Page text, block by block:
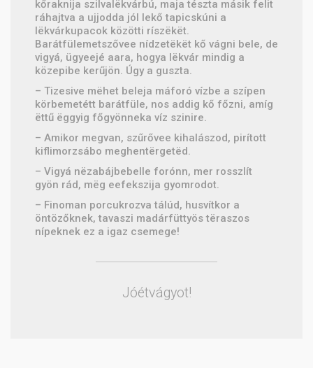
kőraknija szilvalëkvárbú, maja tészta másik felit
ráhajtva a ujjodda jól lekő tapicskúni a
lëkvárkupacok közötti ríszëkët.
Barátfülemetszővee nídzetëkët kő vágni bele, de
vigyá, ügyeejé aara, hogya lëkvár mindig a
közepibe kerűjön. Úgy a guszta.
– Tizesive mëhet beleja máforó vízbe a szípen
körbemetétt barátfüle, nos addig kő főzni, amíg
ëttű ëggyig főgyönneka víz szinire.
– Amikor megvan, szűrővee kihalászod, pirított
kiflimorzsábo meghentërgetëd.
– Vigyá nëzabájbebelle forónn, mer rosszlít
gyön rád, mëg eefekszija gyomrodot.
– Finoman porcukrozva tálúd, husvítkor a
öntözőknek, tavaszi madárfüttyös tëraszos
nípeknek ez a igaz csemege!
Jóétvágyot!